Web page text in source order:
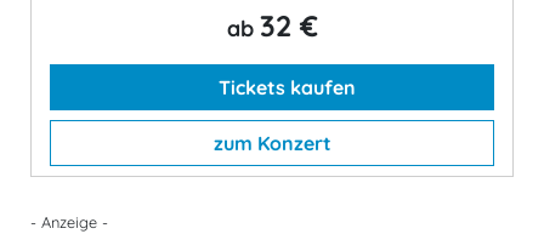
ab 32 €
Tickets kaufen
zum Konzert
- Anzeige -